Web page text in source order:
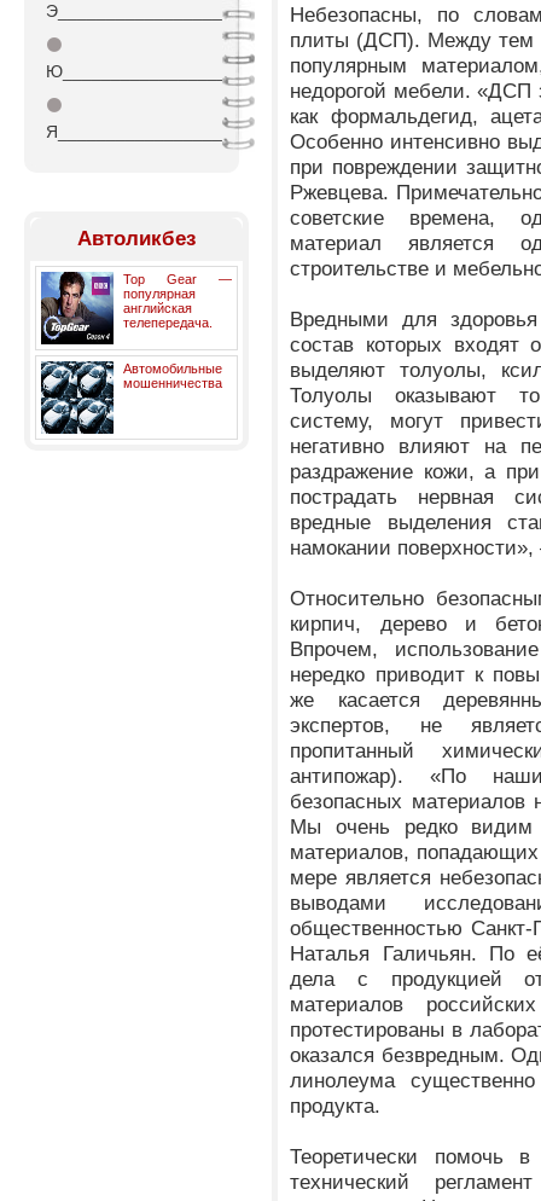
Э_________________
⚫
Ю_________________
⚫
Я_________________
Автоликбез
Top Gear —
популярная
английская
телепередача.
Автомобильные
мошенничества
Небезопасны, по
плиты (ДСП). Между тем
популярным
недорогой мебели. «ДСП
как формальдегид,
Особенно интенсивно
при повреждении
Ржевцева.
советские времена,
материал является
строительстве и
Вредными для
состав которых входят
выделяют толуолы,
Толуолы оказывают
систему, могут
негативно влияют на
раздражение кожи, а
пострадать нервная
вредные выделения
намокании
Относительно
кирпич, дерево и
Впрочем,
нередко приводит к
же касается
экспертов, не
пропитанный
антипожар). «По
безопасных материалов
Мы очень редко видим
материалов,
мере является
выводами
общественностью Санкт-
Наталья Галичьян. По
дела с продукцией
материалов
протестированы в
оказался безвредным.
линолеума
продукта.
Теоретически помочь
технический